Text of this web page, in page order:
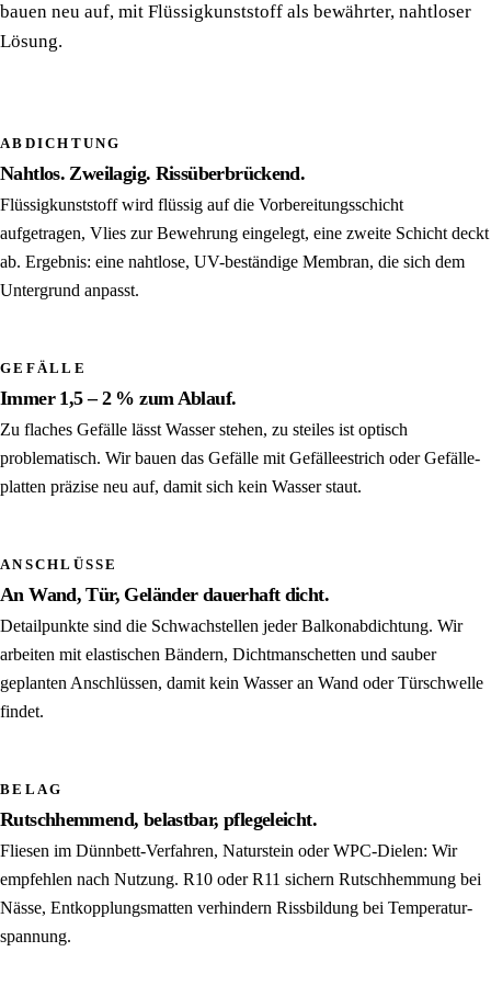
bauen neu auf, mit Flüssig­kunststoff als bewährter, nahtloser
Lösung.
ABDICHTUNG
Nahtlos. Zweilagig. Rissüberbrückend.
Flüssig­kunststoff wird flüssig auf die Vorbereitungs­schicht
aufgetragen, Vlies zur Bewehrung eingelegt, eine zweite Schicht deckt
ab. Ergebnis: eine nahtlose, UV-beständige Membran, die sich dem
Untergrund anpasst.
GEFÄLLE
Immer 1,5 – 2 % zum Ablauf.
Zu flaches Gefälle lässt Wasser stehen, zu steiles ist optisch
problematisch. Wir bauen das Gefälle mit Gefälle­estrich oder Gefälle­
platten präzise neu auf, damit sich kein Wasser staut.
ANSCHLÜSSE
An Wand, Tür, Geländer dauerhaft dicht.
Detail­punkte sind die Schwach­stellen jeder Balkon­abdichtung. Wir
arbeiten mit elastischen Bändern, Dicht­manschetten und sauber
geplanten An­schlüssen, damit kein Wasser an Wand oder Tür­schwelle
findet.
BELAG
Rutschhemmend, belastbar, pflegeleicht.
Fliesen im Dünnbett-Verfahren, Naturstein oder WPC-Dielen: Wir
empfehlen nach Nutzung. R10 oder R11 sichern Rutsch­hemmung bei
Nässe, Entkopplungs­matten verhindern Rissbildung bei Temperatur­
spannung.